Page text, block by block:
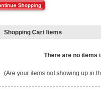
Shopping Cart Items
There are no items
(Are your items not showing up in